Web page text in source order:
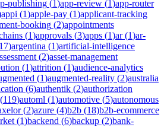
publishing (1)app-review (1)app-router
appi (1)apple-pay (1)applicant-tracking
booking (2)appointments
(1)approvals (3)apps (1)ar(1)ar-
17)argentina (1)artificial-intelligence
(2)asset-management
(1)attrition (1)audience-analytics
(1)augmented-reality (2)australia
(6)authentik (2)authorization
(119)automl (1)automotive (5)autonomous
(2)azure (4)b2b (18)b2b-ecommerce
(1)backend (6)backup (2)bank-